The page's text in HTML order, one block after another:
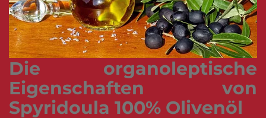
Die organoleptische
Eigenschaften von
Spyridoula 100% Olivenöl